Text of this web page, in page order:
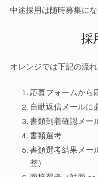
中途採用は随時募集にな
採
オレンジでは下記の流
応募フォームから
自動返信メールに
書類到着確認メー
書類選考
書類選考結果メー
整）